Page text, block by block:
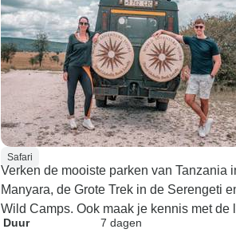
Safari
Verken de mooiste parken van
Manyara, de Grote Trek in de Serengeti
Wild Camps. Ook maak je kennis met
Duur
7 dagen